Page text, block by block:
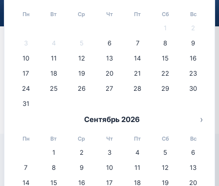
Популярные направления
Самые востребованные направления среди
путешественников
Популярные отели
Пн Вт Ср Чт Пт Сб Вс
1
2
3
4 5 6 7 8
9
10
11 12 13 14 15
16
17
18 19 20 21 22
23
24
25 26 27 28 29
30
31
Сентябрь 2026 ›
Пн Вт Ср Чт Пт Сб Вс
1 2 3 4 5
6
7
8 9 10 11 12
13
14
15 16 17 18 19
20